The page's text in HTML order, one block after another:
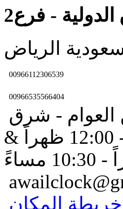
- فرع2
الرياض
00966112306539
00966535566404
بن العوام - شرق
كلية المعلمين ... ، أوقات الدوام: 9:30 صباحاً - 12:00 ظهراً &
المكان